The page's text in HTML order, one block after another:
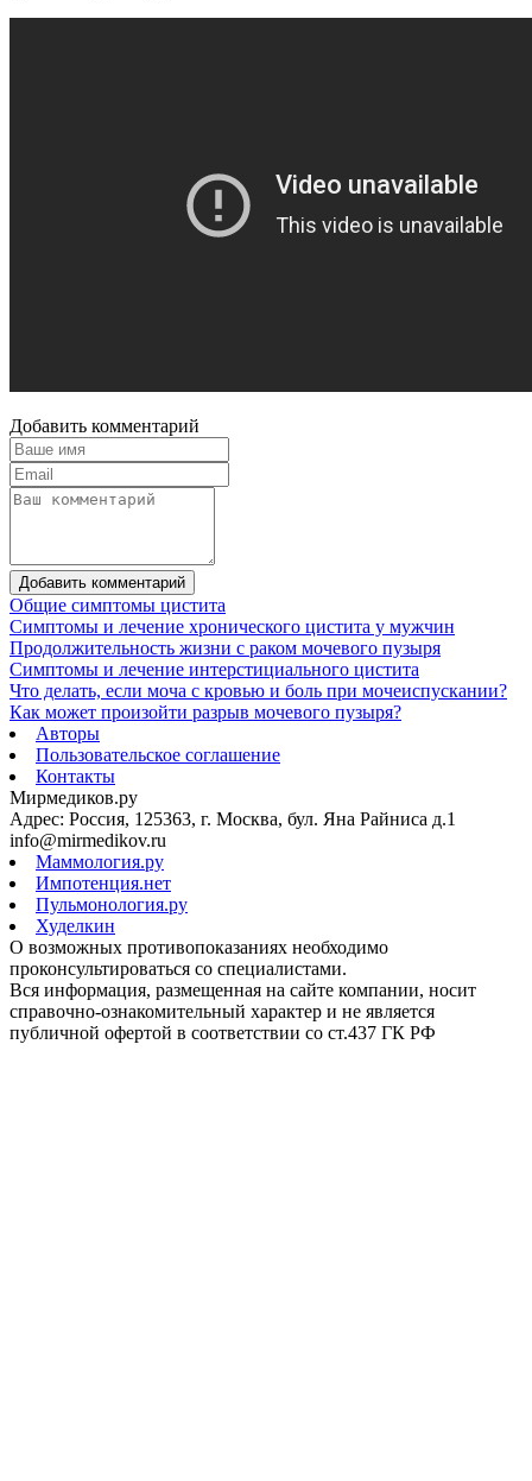
Добавить комментарий
Добавить комментарий
Общие симптомы цистита
Cимптомы и лечение хронического цистита у мужчин
Продолжительность жизни с раком мочевого пузыря
Симптомы и лечение интерстициального цистита
Что делать, если моча с кровью и боль при мочеиспускании?
Как может произойти разрыв мочевого пузыря?
Авторы
Пользовательское соглашение
Контакты
Мирмедиков.ру
Адрес: Россия, 125363, г. Москва, бул. Яна Райниса д.1
info@mirmedikov.ru
Маммология.ру
Импотенция.нет
Пульмонология.ру
Худелкин
О возможных противопоказаниях необходимо
проконсультироваться со специалистами.
Вся информация, размещенная на сайте компании, носит
справочно-ознакомительный характер и не является
публичной офертой в соответствии со ст.437 ГК РФ